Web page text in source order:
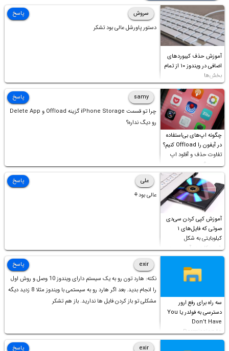
آموزش حذف کیبوردهای
اضافی در ویندوز ۱۰ از تمام
بخش‌ها
سروش
دستور پاورشل عالی بود تشکر
پاسخ
چگونه اپ‌های بی‌استفاده
در آیفون را Offload کنیم؟
تفاوت حذف و آفلود اپ
چیست؟
samy
چرا تو قسمت iPhone Storage گزینه Offload و Delete App
رو دیگ نداره؟
پاسخ
آموزش کپی کردن سی‌دی
صوتی که فایل‌های ۱
کیلوبایتی به شکل
شورت‌کات در آن موجود
است!
علی
عالی بود⚘
پاسخ
سه راه برای رفع ارور
دسترسی به فولدر یا You
Don’t Have
Permission to
Access this folder
exir
نکته: هارد تون رو به یک سیستم دارای ویندوز 10 وصل و روش اول
را انجام بدید. بعد اگر هارد رو به سیستمی با ویندوز مثلا 8 زدید دیگه
مشکلی تو باز کردن فایل ها ندارید. باز هم تشکر
پاسخ
exir
پاسخ